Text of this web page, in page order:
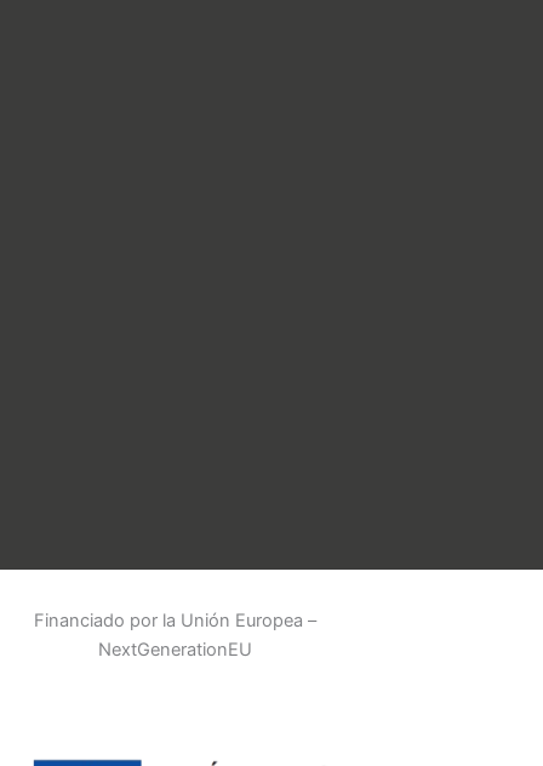
Financiado por la Unión Europea –
NextGenerationEU